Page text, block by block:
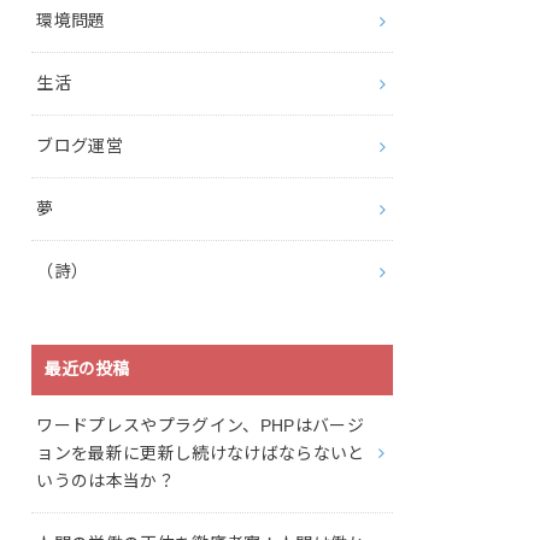
環境問題
生活
ブログ運営
夢
（詩）
最近の投稿
ワードプレスやプラグイン、PHPはバージ
ョンを最新に更新し続けなけばならないと
いうのは本当か？